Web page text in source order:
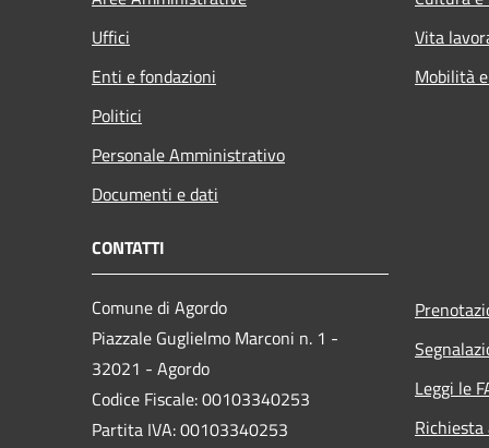
Uffici
Enti e fondazioni
Politici
Personale Amministrativo
Documenti e dati
Vita
Mobilità
CONTATTI
Comune di Agordo
Piazzale Guglielmo Marconi n. 1 -
32021 - Agordo
Codice Fiscale: 00103340253
Partita IVA: 00103340253
Leggi le